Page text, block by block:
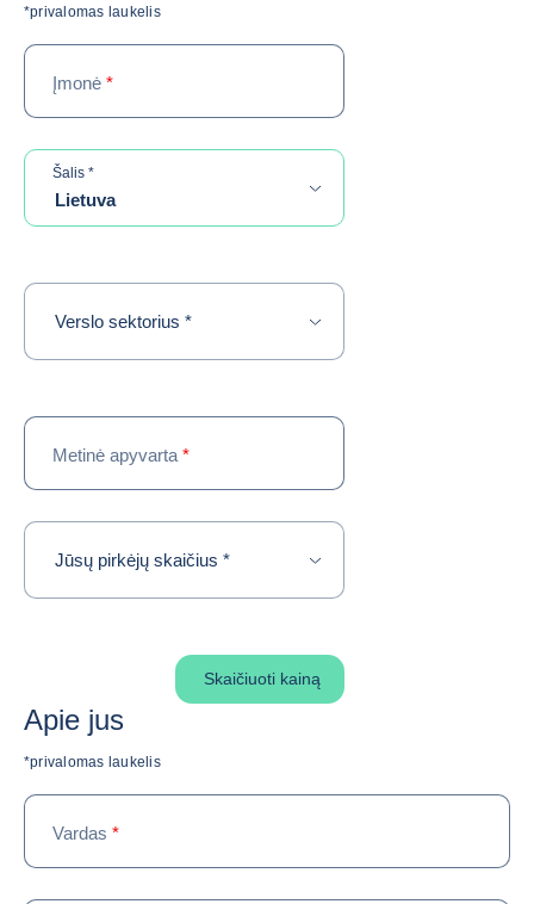
*privalomas laukelis
Įmonė *
Šalis *required
Lietuva
Verslo sektorius *required
Metinė apyvarta *
Jūsų pirkėjų skaičius *required
Skaičiuoti kainą
Apie jus
*privalomas laukelis
Vardas *